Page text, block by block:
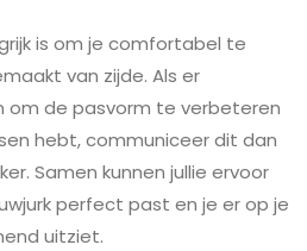
is om je comfortabel te
van zijde. Als er
om de pasvorm te verbeteren
hebt, communiceer dit dan
Samen kunnen jullie ervoor
perfect past en je er op je
uitziet.